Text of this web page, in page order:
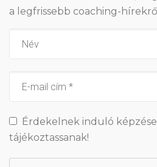
a legfrissebb coaching-
Érdekelnek induló
tájékoztassanak!